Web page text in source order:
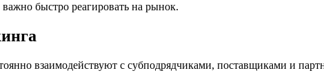
быстро реагировать на рынок.
взаимодействуют с субподрядчиками, поставщиками и